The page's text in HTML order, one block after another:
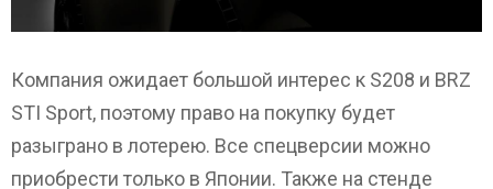
Компания ожидает большой интерес к S208 и BRZ
STI Sport, поэтому право на покупку будет
разыграно в лотерею. Все спецверсии можно
приобрести только в Японии. Также на стенде